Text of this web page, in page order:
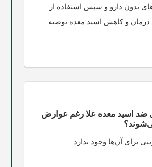
بدون دارو و سپس استفاده از
و کاهش اسید معده توصیه
ضد اسید معده علا رغم عوارض
برای آن‌ها وجود ندارد